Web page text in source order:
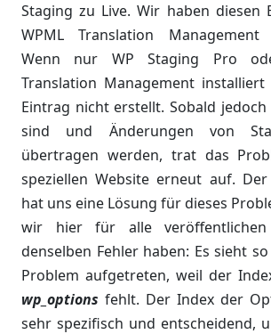
Staging zu Live. Wir haben diesen
WPML Translation Management
Wenn nur WP Staging Pro
Translation Management
Eintrag nicht erstellt. Sobald
sind und Änderungen von
übertragen werden, trat das
speziellen Website erneut auf. Der
hat uns eine Lösung für dieses
wir hier für alle
denselben Fehler haben: Es sieht
Problem aufgetreten, weil der
wp_options fehlt. Der Index der
sehr spezifisch und entscheidend,